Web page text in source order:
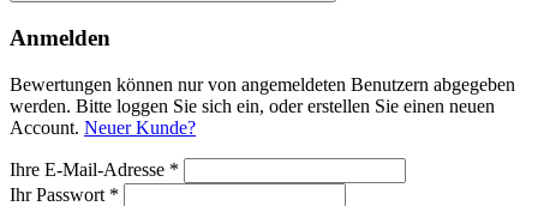
Anmelden
Bewertungen können nur von angemeldeten Benutzern abgegeben
werden. Bitte loggen Sie sich ein, oder erstellen Sie einen neuen
Account. Neuer Kunde?
Ihre E-Mail-Adresse *
Ihr Passwort *